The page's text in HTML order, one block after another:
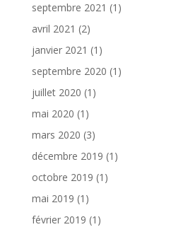
septembre 2021 (1)
avril 2021 (2)
janvier 2021 (1)
septembre 2020 (1)
juillet 2020 (1)
mai 2020 (1)
mars 2020 (3)
décembre 2019 (1)
octobre 2019 (1)
mai 2019 (1)
février 2019 (1)